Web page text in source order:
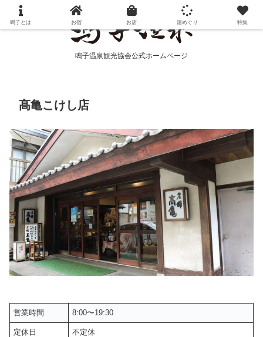
鳴子温泉観光協会公式ホームページ
髙亀こけし店
営業時間 8:00〜19:30
定休日 不定休
鳴子とは お宿 お店 湯めぐり 特集